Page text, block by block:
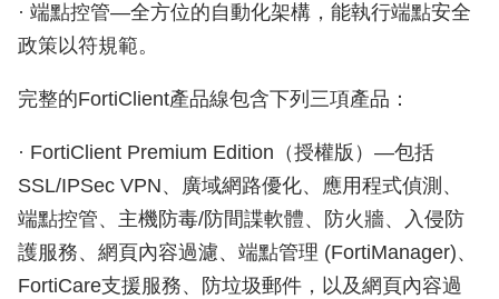
· 端點控管—全方位的自動化架構，能執行端點安全
政策以符規範。
完整的FortiClient產品線包含下列三項產品：
· FortiClient Premium Edition（授權版）—包括
SSL/IPSec VPN、廣域網路優化、應用程式偵測、
端點控管、主機防毒/防間諜軟體、防火牆、入侵防
護服務、網頁內容過濾、端點管理 (FortiManager)、
FortiCare支援服務、防垃圾郵件，以及網頁內容過